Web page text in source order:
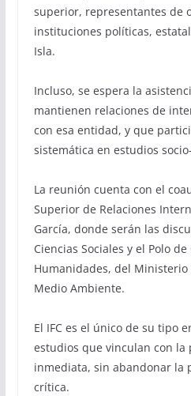
superior, representantes de
instituciones políticas,
Isla.
Incluso, se espera la
mantienen relaciones de
con esa entidad, y que
sistemática en estudios
La reunión cuenta con el
Superior de Relaciones
García, donde serán las
Ciencias Sociales y el Polo
Humanidades, del Ministerio
Medio Ambiente.
El IFC es el único de su tipo
estudios que vinculan con la
inmediata, sin abandonar la
crítica.